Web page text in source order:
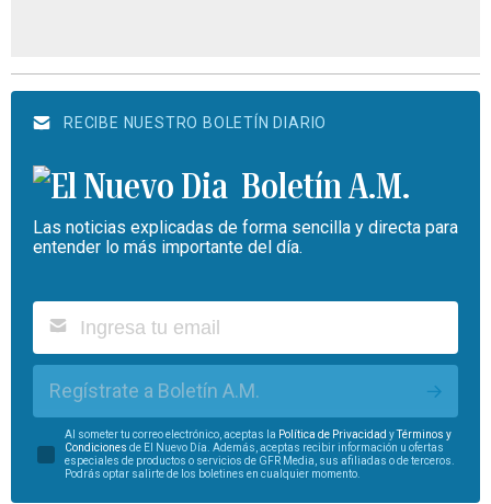
RECIBE NUESTRO BOLETÍN DIARIO
Boletín A.M.
Las noticias explicadas de forma sencilla y directa para
entender lo más importante del día.
Regístrate a Boletín A.M.
Al someter tu correo electrónico, aceptas la Política de Privacidad yTérminos y
Condiciones de El Nuevo Día. Además, aceptas recibir información u ofertas
especiales de productos o servicios de GFR Media, sus afiliadas o de terceros.
Podrás optar salirte de los boletines en cualquier momento.